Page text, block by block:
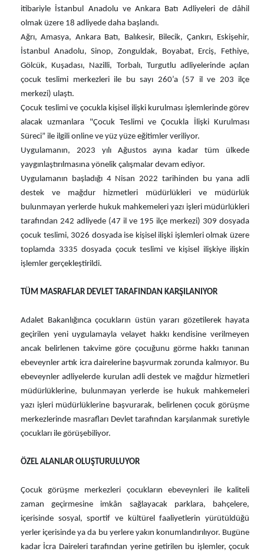
itibariyle İstanbul Anadolu ve Ankara Batı Adliyeleri de dâhil
olmak üzere 18 adliyede daha başlandı.
Ağrı, Amasya, Ankara Batı, Balıkesir, Bilecik, Çankırı, Eskişehir,
İstanbul Anadolu, Sinop, Zonguldak, Boyabat, Erciş, Fethiye,
Gölcük, Kuşadası, Nazilli, Torbalı, Turgutlu adliyelerinde açılan
çocuk teslimi merkezleri ile bu sayı 260’a (57 il ve 203 ilçe
merkezi) ulaştı.
Çocuk teslimi ve çocukla kişisel ilişki kurulması işlemlerinde görev
alacak uzmanlara "Çocuk Teslimi ve Çocukla İlişki Kurulması
Süreci” ile ilgili online ve yüz yüze eğitimler veriliyor.
Uygulamanın, 2023 yılı Ağustos ayına kadar tüm ülkede
yaygınlaştırılmasına yönelik çalışmalar devam ediyor.
Uygulamanın başladığı 4 Nisan 2022 tarihinden bu yana adli
destek ve mağdur hizmetleri müdürlükleri ve müdürlük
bulunmayan yerlerde hukuk mahkemeleri yazı işleri müdürlükleri
tarafından 242 adliyede (47 il ve 195 ilçe merkezi) 309 dosyada
çocuk teslimi, 3026 dosyada ise kişisel ilişki işlemleri olmak üzere
toplamda 3335 dosyada çocuk teslimi ve kişisel ilişkiye ilişkin
işlemler gerçekleştirildi.
TÜM MASRAFLAR DEVLET TARAFINDAN KARŞILANIYOR
Adalet Bakanlığınca çocukların üstün yararı gözetilerek hayata
geçirilen yeni uygulamayla velayet hakkı kendisine verilmeyen
ancak belirlenen takvime göre çocuğunu görme hakkı tanınan
ebeveynler artık icra dairelerine başvurmak zorunda kalmıyor. Bu
ebeveynler adliyelerde kurulan adli destek ve mağdur hizmetleri
müdürlüklerine, bulunmayan yerlerde ise hukuk mahkemeleri
yazı işleri müdürlüklerine başvurarak, belirlenen çocuk görüşme
merkezlerinde masrafları Devlet tarafından karşılanmak suretiyle
çocukları ile görüşebiliyor.
ÖZEL ALANLAR OLUŞTURULUYOR
Çocuk görüşme merkezleri çocukların ebeveynleri ile kaliteli
zaman geçirmesine imkân sağlayacak parklara, bahçelere,
içerisinde sosyal, sportif ve kültürel faaliyetlerin yürütüldüğü
yerler içerisinde ya da bu yerlere yakın konumlandırılıyor. Bugüne
kadar İcra Daireleri tarafından yerine getirilen bu işlemler, çocuk